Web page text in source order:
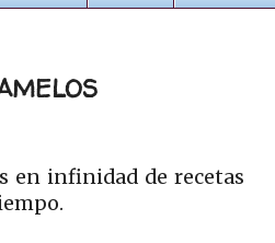
en infinidad de recetas